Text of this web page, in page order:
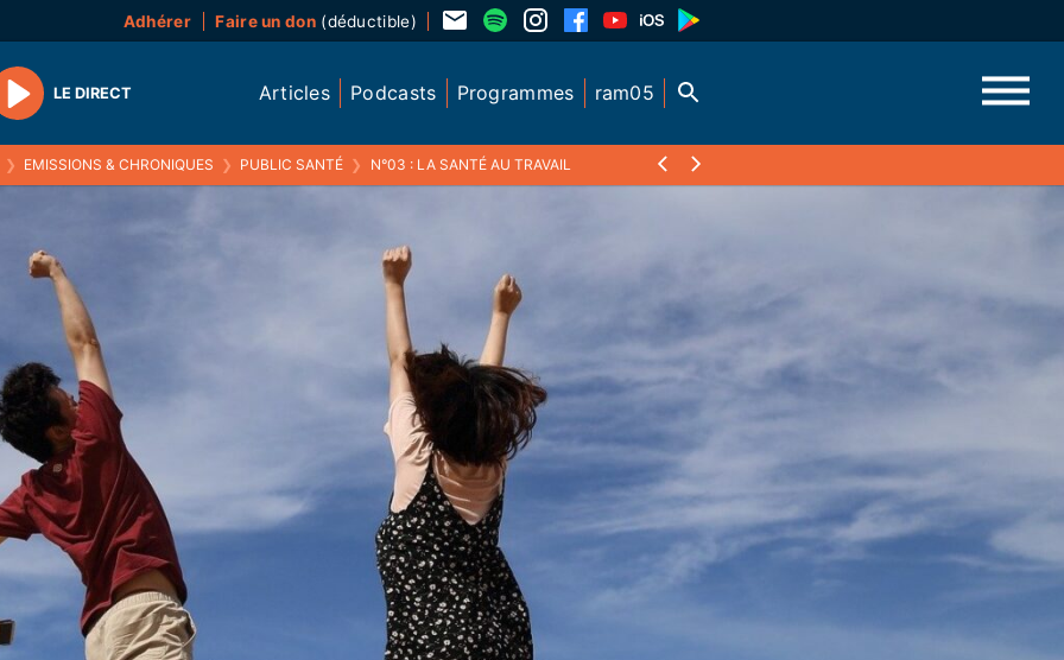
Adhérer Faire un don(déductible)
Play
LE DIRECT Articles Podcasts Programmes ram05
❯ EMISSIONS & CHRONIQUES ❯ PUBLIC SANTÉ ❯ N°03 : LA SANTÉ AU TRAVAIL